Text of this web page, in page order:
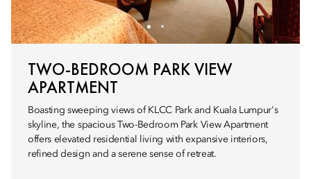
TWO-BEDROOM PARK VIEW
APARTMENT
Boasting sweeping views of KLCC Park and Kuala Lumpur's
skyline, the spacious Two-Bedroom Park View Apartment
offers elevated residential living with expansive interiors,
refined design and a serene sense of retreat.